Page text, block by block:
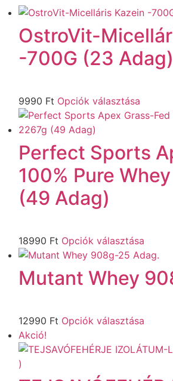
OstroVit-
-700G (23 Adag)
9990 Ft Opciók választása
Perfect Sports
100% Pure
(49 Adag)
18990 Ft Opciók választása
Mutant Whey
12990 Ft Opciók választása
Akció!